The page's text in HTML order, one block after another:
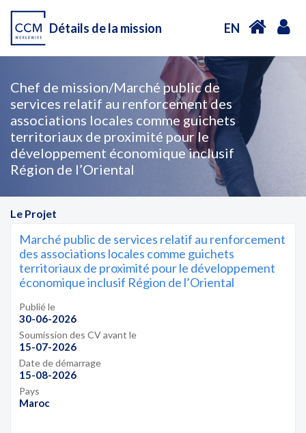
Détails de la mission EN
Chef de mission/Marché public de
services relatif au renforcement des
associations locales comme guichets
territoriaux de proximité pour le
développement économique inclusif
Région de l’Oriental
Le Projet
Marché public de services relatif au renforcement
des associations locales comme guichets
territoriaux de proximité pour le développement
économique inclusif Région de l’Oriental
Publié le
30-06-2026
Soumission des CV avant le
15-07-2026
Date de démarrage
15-08-2026
Pays
Maroc